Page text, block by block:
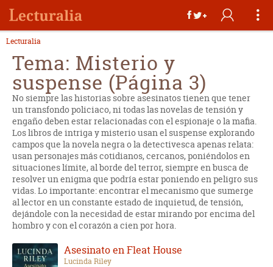
Lecturalia
Tema: Misterio y
suspense (Página 3)
No siempre las historias sobre asesinatos tienen que tener
un transfondo policiaco, ni todas las novelas de tensión y
engaño deben estar relacionadas con el espionaje o la mafia.
Los libros de intriga y misterio usan el suspense explorando
campos que la novela negra o la detectivesca apenas relata:
usan personajes más cotidianos, cercanos, poniéndolos en
situaciones límite, al borde del terror, siempre en busca de
resolver un enigma que podría estar poniendo en peligro sus
vidas. Lo importante: encontrar el mecanismo que sumerge
al lector en un constante estado de inquietud, de tensión,
dejándole con la necesidad de estar mirando por encima del
hombro y con el corazón a cien por hora.
Asesinato en Fleat House
Lucinda Riley